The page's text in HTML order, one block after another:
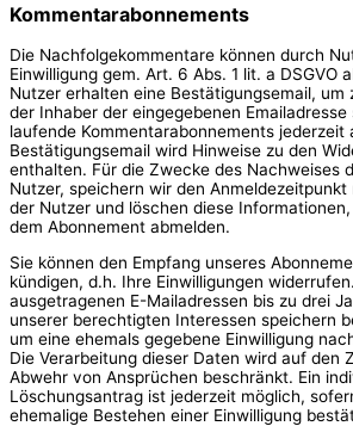
Kommentarabonnements
Die Nachfolgekommentare können durch
Einwilligung gem. Art. 6 Abs. 1 lit. a DSGVO
Nutzer erhalten eine Bestätigungsemail, um
der Inhaber der eingegebenen
laufende Kommentarabonnements jederzeit
Bestätigungsemail wird Hinweise zu den
enthalten. Für die Zwecke des Nachweises
Nutzer, speichern wir den
der Nutzer und löschen diese
dem Abonnement abmelden.
Sie können den Empfang unseres
kündigen, d.h. Ihre Einwilligungen
ausgetragenen E-Mailadressen bis zu drei
unserer berechtigten Interessen speichern
um eine ehemals gegebene Einwilligung
Die Verarbeitung dieser Daten wird auf den
Abwehr von Ansprüchen beschränkt. Ein
Löschungsantrag ist jederzeit möglich,
ehemalige Bestehen einer Einwilligung